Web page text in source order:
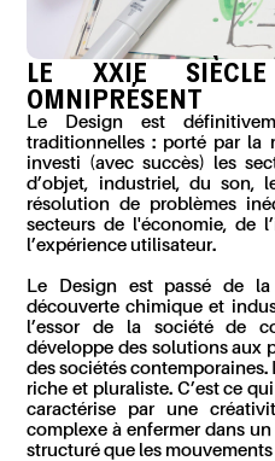
LE XXIE
OMNIPRÉSENT
Le Design est
traditionnelles : porté par la
investi (avec succès) les
d’objet, industriel, du son,
résolution de problèmes
secteurs de l'économie, de
l’expérience utilisateur.
Le Design est passé de
découverte chimique et
l’essor de la société de
développe des solutions aux
des sociétés
riche et pluraliste. C’est ce
caractérise par une
complexe à enfermer dans
structuré que les